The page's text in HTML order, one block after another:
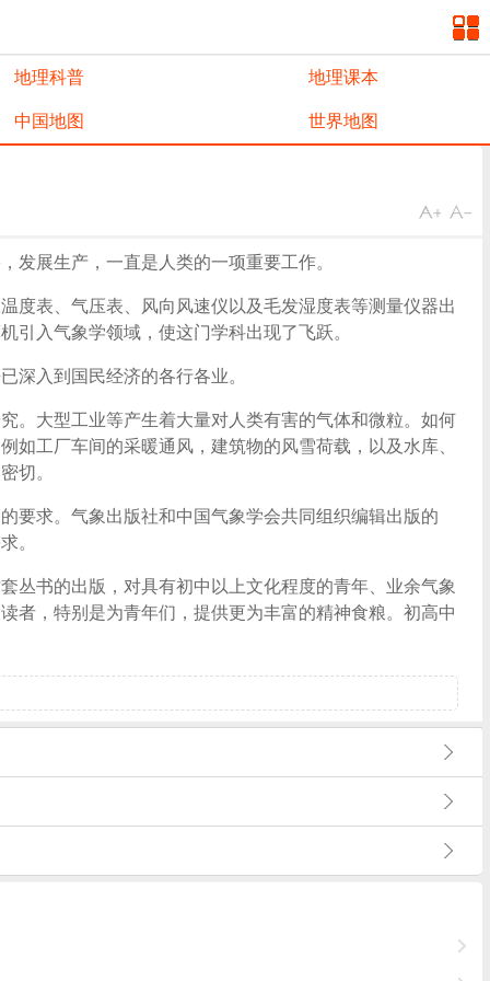
地理科普 地理课本
中国地图 世界地图
展生产，一直是人类的一项重要工作。
表、气压表、风向风速仪以及毛发湿度表等测量仪器出
引入气象学领域，使这门学科出现了飞跃。
入到国民经济的各行各业。
大型工业等产生着大量对人类有害的气体和微粒。如何
工厂车间的采暖通风，建筑物的风雪荷载，以及水库、
切。
求。气象出版社和中国气象学会共同组织编辑出版的
。
书的出版，对具有初中以上文化程度的青年、业余气象
，特别是为青年们，提供更为丰富的精神食粮。 初高中